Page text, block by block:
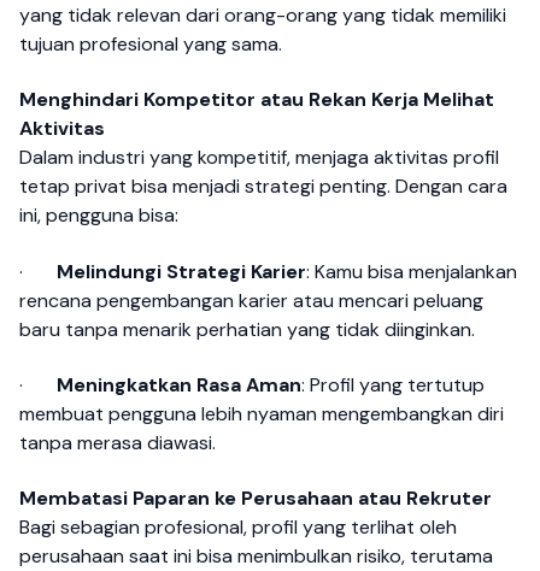
yang tidak relevan dari orang-orang yang tidak memiliki
tujuan profesional yang sama.
Menghindari Kompetitor atau Rekan Kerja Melihat
Aktivitas
Dalam industri yang kompetitif, menjaga aktivitas profil
tetap privat bisa menjadi strategi penting. Dengan cara
ini, pengguna bisa:
· Melindungi Strategi Karier: Kamu bisa menjalankan
rencana pengembangan karier atau mencari peluang
baru tanpa menarik perhatian yang tidak diinginkan.
· Meningkatkan Rasa Aman: Profil yang tertutup
membuat pengguna lebih nyaman mengembangkan diri
tanpa merasa diawasi.
Membatasi Paparan ke Perusahaan atau Rekruter
Bagi sebagian profesional, profil yang terlihat oleh
perusahaan saat ini bisa menimbulkan risiko, terutama